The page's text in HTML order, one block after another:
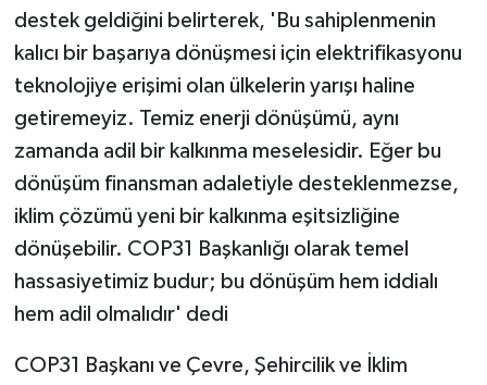
destek geldiğini belirterek, 'Bu sahiplenmenin
kalıcı bir başarıya dönüşmesi için elektrifikasyonu
teknolojiye erişimi olan ülkelerin yarışı haline
getiremeyiz. Temiz enerji dönüşümü, aynı
zamanda adil bir kalkınma meselesidir. Eğer bu
dönüşüm finansman adaletiyle desteklenmezse,
iklim çözümü yeni bir kalkınma eşitsizliğine
dönüşebilir. COP31 Başkanlığı olarak temel
hassasiyetimiz budur; bu dönüşüm hem iddialı
hem adil olmalıdır' dedi
COP31 Başkanı ve Çevre, Şehircilik ve İklim